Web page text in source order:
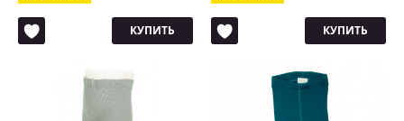
КУПИТЬ КУПИТЬ